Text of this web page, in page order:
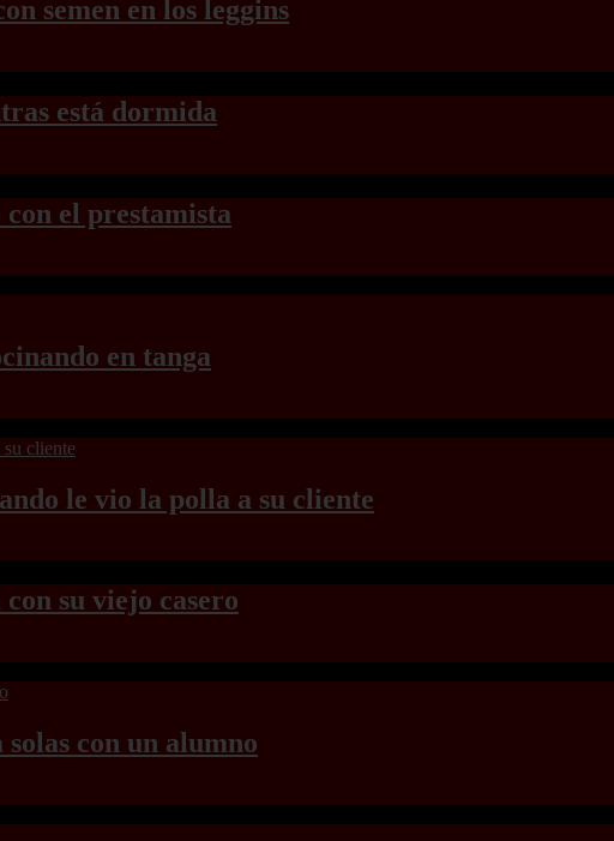
semen en los leggins
está dormida
el prestamista
en tanga
le vio la polla a su cliente
su viejo casero
con un alumno